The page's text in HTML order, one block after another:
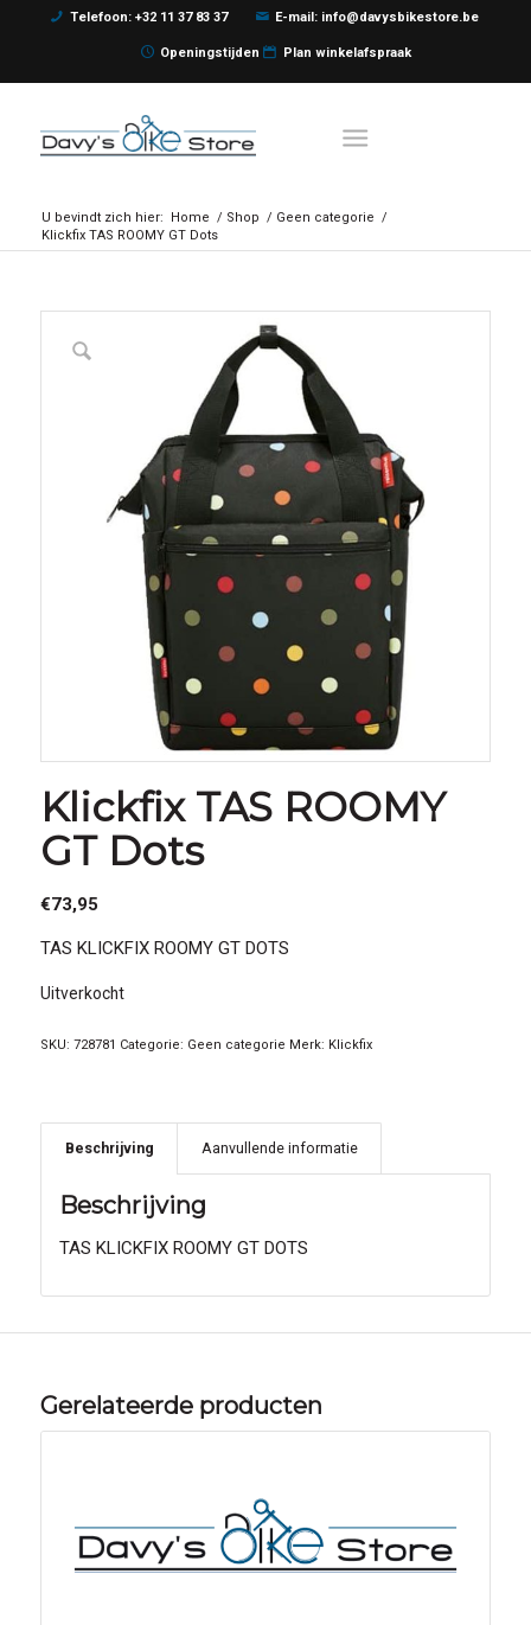
Telefoon: +32 11 37 83 37 E-mail: info@davysbikestore.be
Openingstijden Plan winkelafspraak
U bevindt zich hier: Home / Shop / Geen categorie /
Klickfix TAS ROOMY GT Dots
Klickfix TAS ROOMY
GT Dots
€73,95
TAS KLICKFIX ROOMY GT DOTS
Uitverkocht
SKU: 728781 Categorie: Geen categorie Merk: Klickfix
Beschrijving Aanvullende informatie
Beschrijving
TAS KLICKFIX ROOMY GT DOTS
Gerelateerde producten